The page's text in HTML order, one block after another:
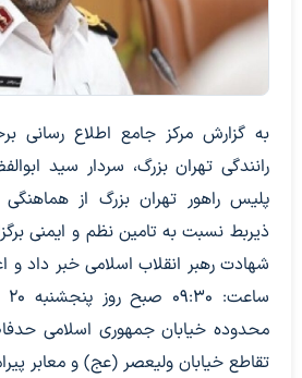
به گزارش مرکز جامع اطلاع رسانی
رانندگی تهران بزرگ، سردار سید
پلیس راهور تهران بزرگ از
ذیربط نسبت به تامین نظم و ایمنی
شهادت رهبر انقلاب اسلامی خبر داد و
محدوده خیابان جمهوری اسلامی
تقاطع خیابان ولیعصر (عج) و معابر